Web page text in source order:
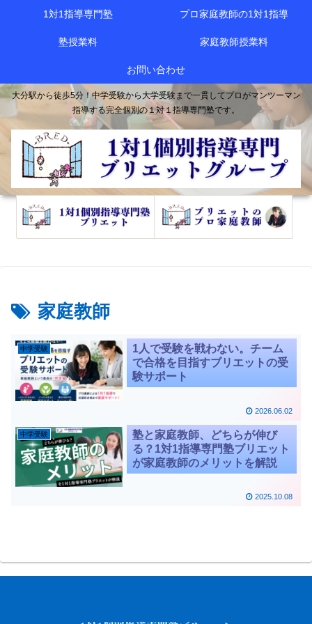
大分駅から徒歩5分！中学受験から大学受験まで一貫してプロがマンツーマン
指導する完全個別の１対１指導専門塾です。
1対1指導専門塾 プロ家庭教師の1対1指導
塾授業料 家庭教師授業料
お問い合わせ
家庭教師
中学受験
1人で受験を戦わない。チーム
で合格を目指すブリエットの受
験サポート
2026.06.02
中学受験
塾と家庭教師、どちらが伸び
る？1対1指導専門塾ブリエット
が家庭教師のメリットを解説
2025.10.08